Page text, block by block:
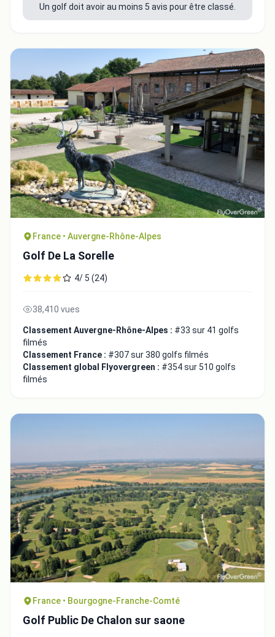
Un golf doit avoir au moins 5 avis pour être classé.
France • Auvergne-Rhône-Alpes
Golf De La Sorelle
4/ 5 (24)
38,410 vues
Classement Auvergne-Rhône-Alpes : #33 sur 41 golfs
filmés
Classement France : #307 sur 380 golfs filmés
Classement global Flyovergreen : #354 sur 510 golfs
filmés
France • Bourgogne-Franche-Comté
Golf Public De Chalon sur saone